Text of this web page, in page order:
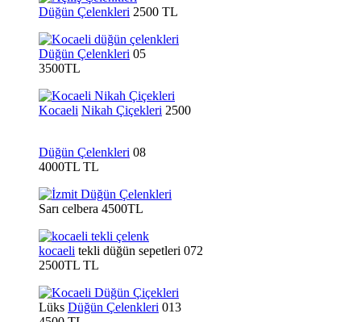
Düğün Çelenkleri 2500 TL
Düğün Çelenkleri 05
3500TL
Kocaeli Nikah Çiçekleri 2500
Düğün Çelenkleri 08
4000TL TL
Sarı celbera 4500TL
kocaeli tekli düğün sepetleri 072
2500TL TL
Lüks Düğün Çelenkleri 013